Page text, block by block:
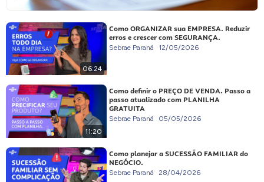
06:24
Como ORGANIZAR sua EMPRESA. Reduzir
erros e crescer com SEGURANÇA.
Sebrae Paraná 12/05/2026
11:20
Como definir o PREÇO DE VENDA. Passo a
passo atualizado com PLANILHA
GRATUITA
Sebrae Paraná 05/05/2026
Como planejar a SUCESSÃO FAMILIAR do
NEGÓCIO.
Sebrae Paraná 28/04/2026